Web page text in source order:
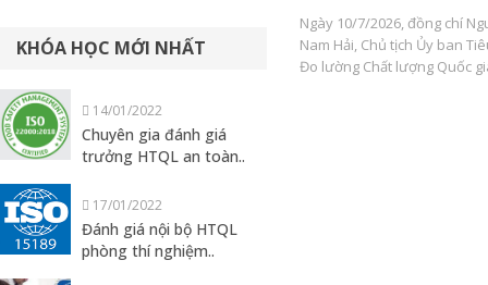
KHÓA HỌC MỚI NHẤT
14/01/2022
Chuyên gia đánh giá
trưởng HTQL an toàn..
17/01/2022
Đánh giá nội bộ HTQL
phòng thí nghiệm..
Nam Hải, Chủ tịch Ủy ban Tiêu chuẩn
nghiệp vụ Tiêu chuẩn Đo
lượng (QTC) được thành lập
bối...